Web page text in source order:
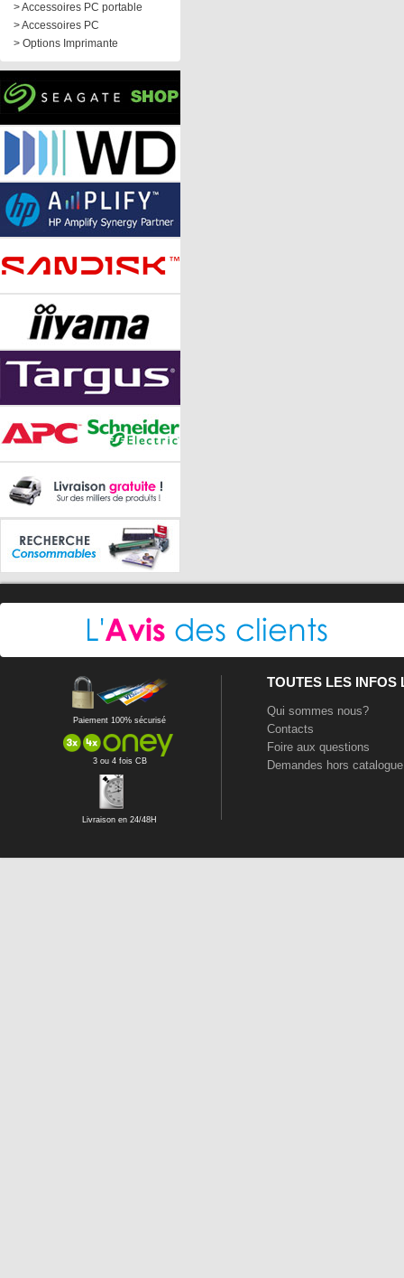
> Accessoires PC portable
> Accessoires PC
> Options Imprimante
Paiement 100% sécurisé
3 ou 4 fois CB
Livraison en 24/48H
TOUTES LES INFOS
Qui sommes nous?
Contacts
Foire aux questions
Demandes hors catalogue